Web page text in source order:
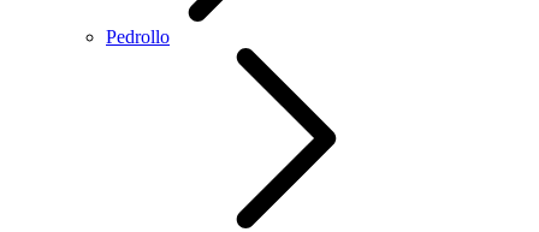
Pedrollo